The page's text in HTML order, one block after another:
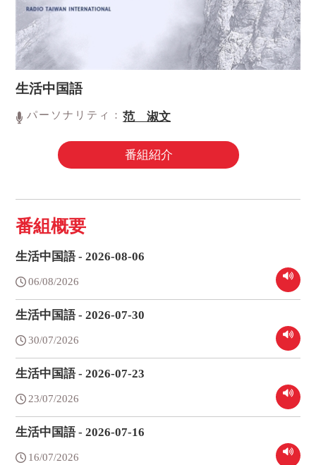
生活中国語
パーソナリティ：范 淑文
番組紹介
番組概要
生活中国語 - 2026-08-06
06/08/2026
生活中国語 - 2026-07-30
30/07/2026
生活中国語 - 2026-07-23
23/07/2026
生活中国語 - 2026-07-16
16/07/2026